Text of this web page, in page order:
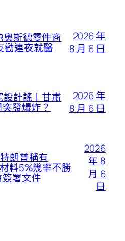
奧斯德零件商
勸連夜就醫
2026 年
8 月 6 日
設計謠丨甘肅
發爆炸？
2026 年
8 月 6 日
朗普稱有
料5%幾率不勝
署文件
2026
年 8
月 6
日